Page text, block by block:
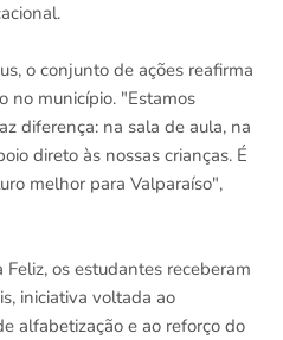
o conjunto de ações reafirma
no município. "Estamos
diferença: na sala de aula, na
direto às nossas crianças. É
melhor para Valparaíso",
os estudantes receberam
iniciativa voltada ao
alfabetização e ao reforço do